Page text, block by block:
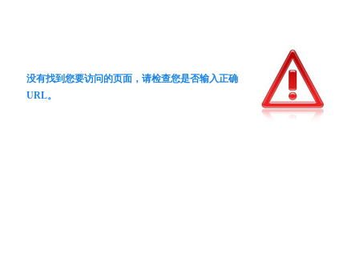
没有找到您要访问的页面，请检查您是否输入正确
URL。